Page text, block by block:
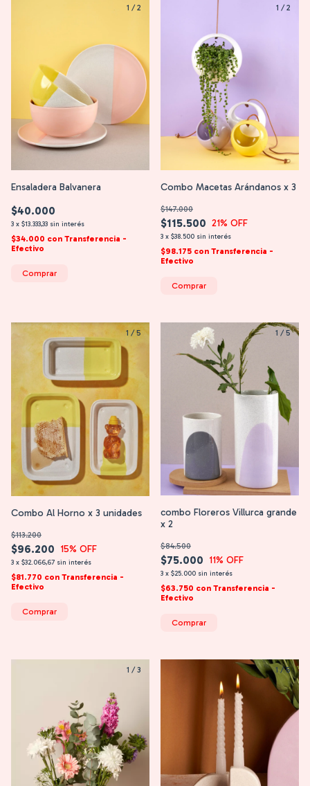
1 /2
Ensaladera Balvanera
$40.000
3 x $13.333,33 sin interés
$34.000 con Transferencia -
Efectivo
Comprar
1 /2
Combo Macetas Arándanos x 3
$115.500
$147.000
21% OFF
3 x $38.500 sin interés
$98.175 con Transferencia -
Efectivo
Comprar
1 /5
Combo Al Horno x 3 unidades
$96.200
$113.200
15% OFF
3 x $32.066,67 sin interés
$81.770 con Transferencia -
Efectivo
Comprar
1 / 5
combo Floreros Villurca grande
x 2
$75.000
$84.500
11% OFF
3 x $25.000 sin interés
$63.750 con Transferencia -
Efectivo
Comprar
1 /3 1/5